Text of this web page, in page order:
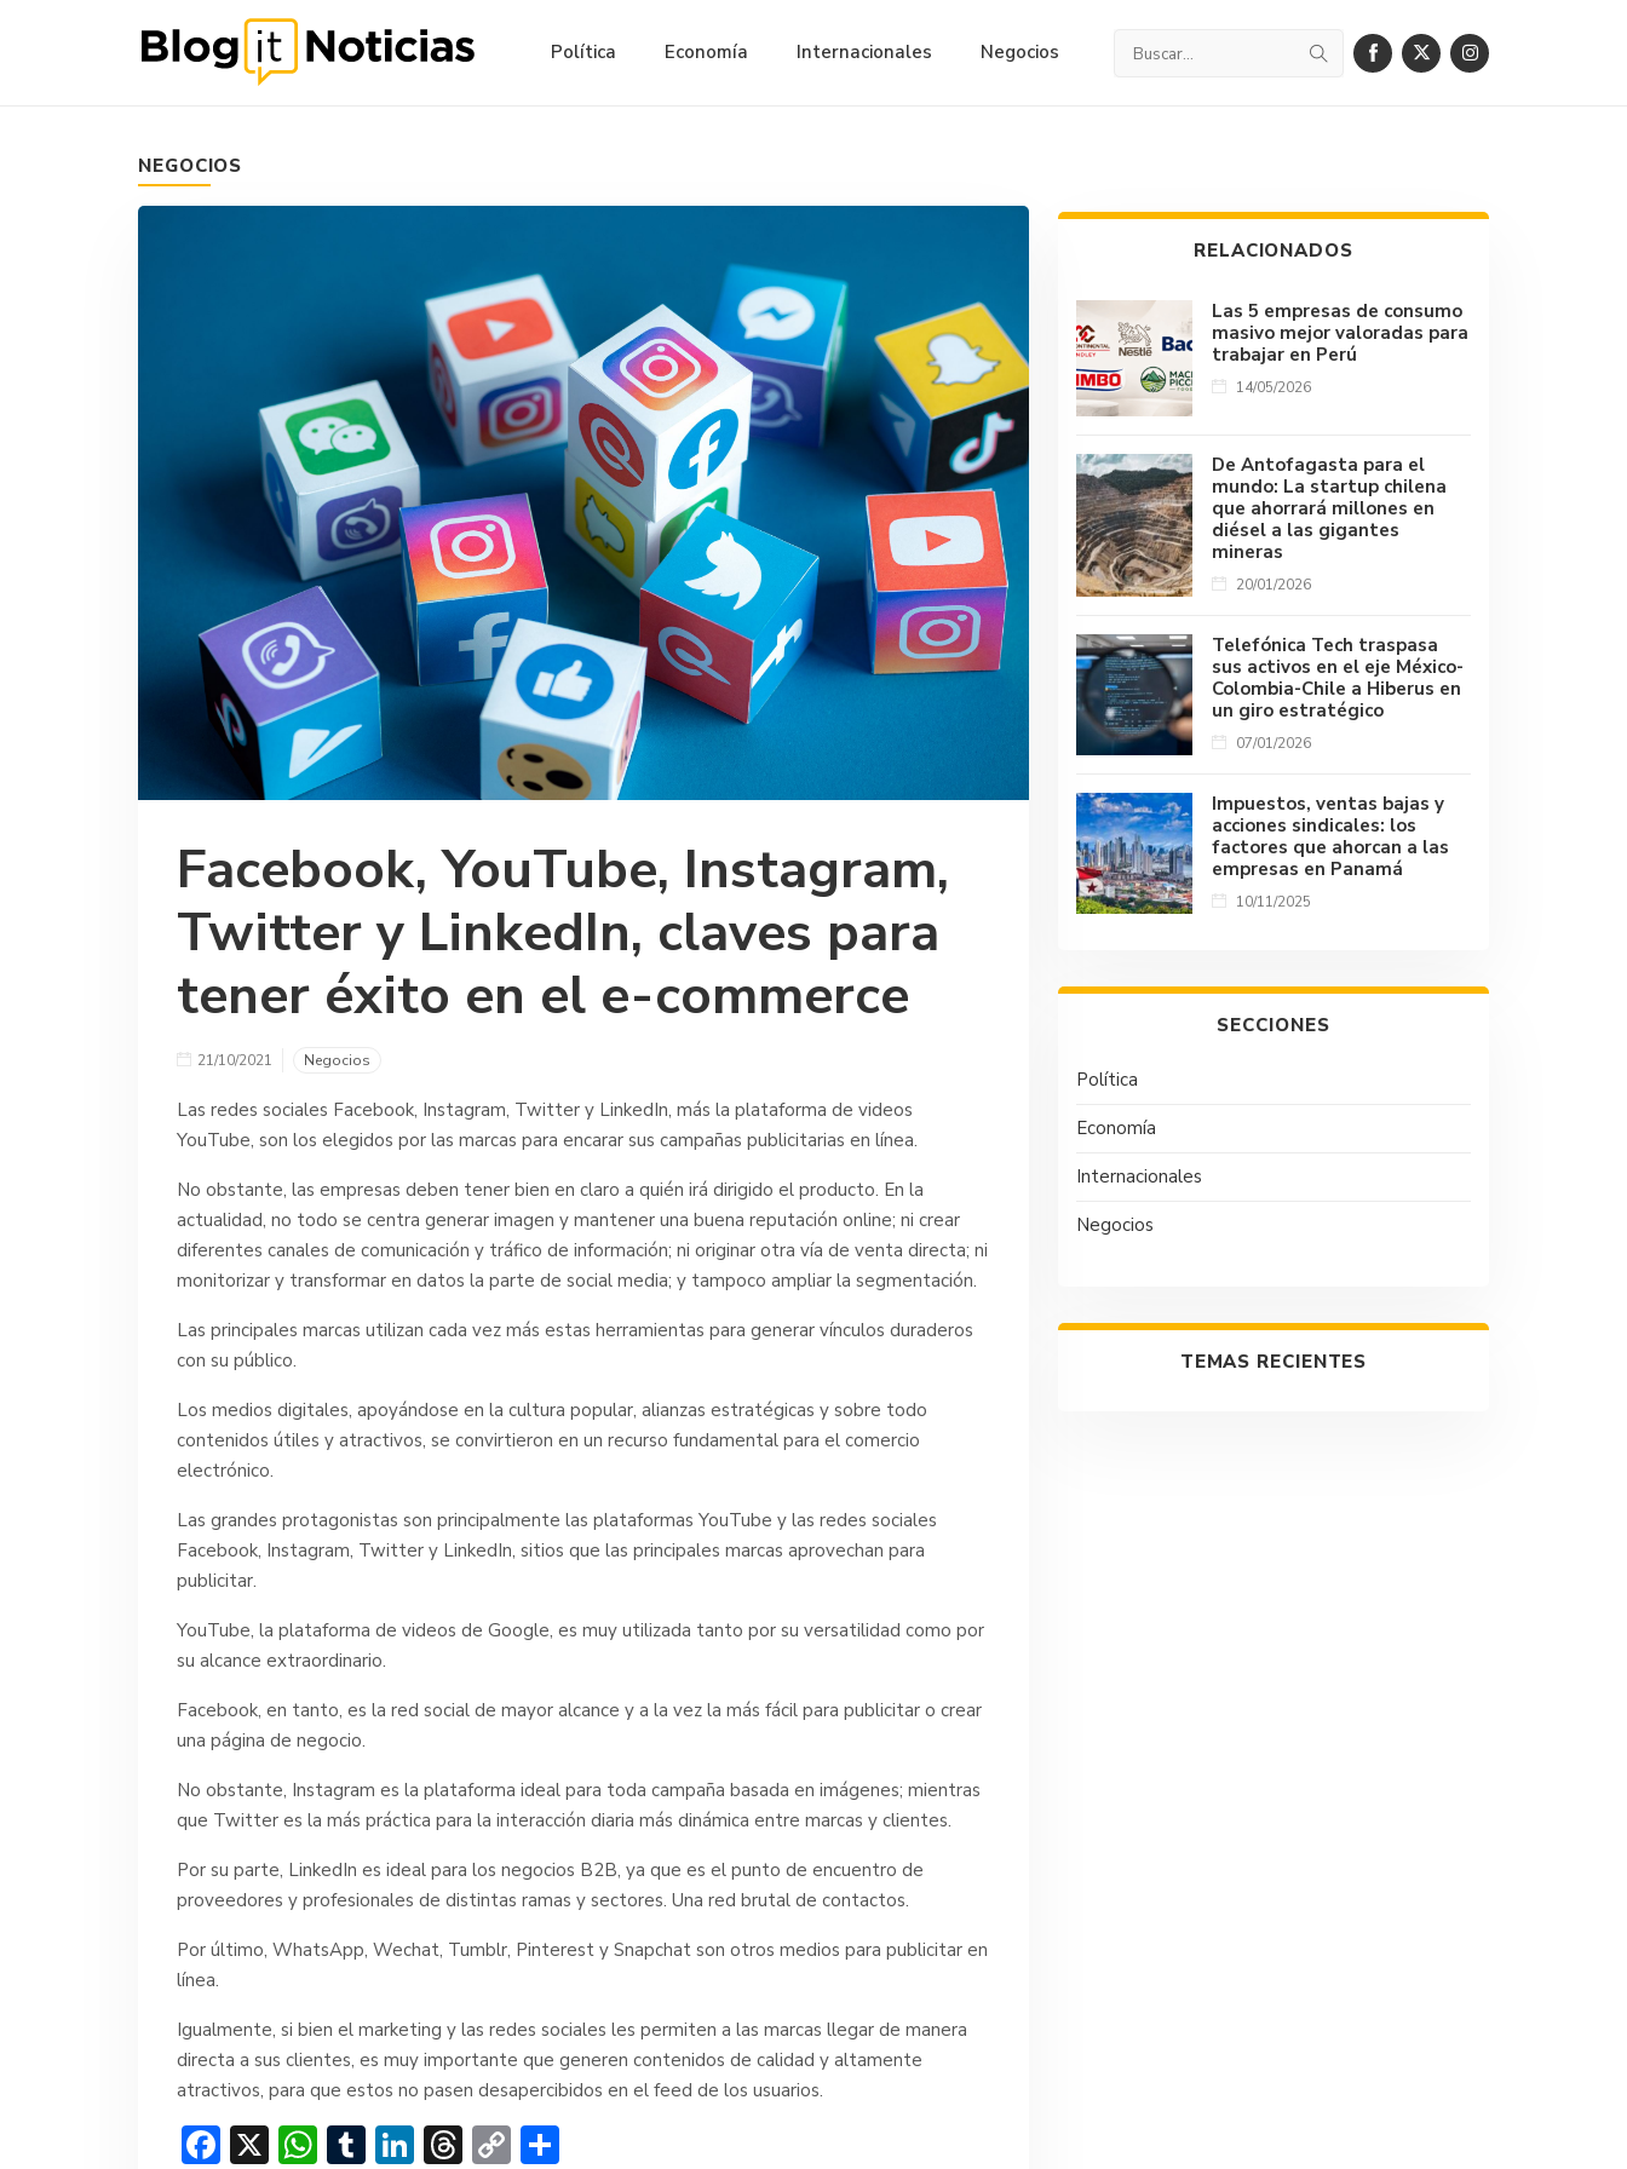
Política Economía Internacionales Negocios
NEGOCIOS
Facebook, YouTube, Instagram,
Twitter y LinkedIn, claves para
tener éxito en el e-commerce
21/10/2021 Negocios
Las redes sociales Facebook, Instagram, Twitter y LinkedIn, más la plataforma de videos
YouTube, son los elegidos por las marcas para encarar sus campañas publicitarias en línea.
No obstante, las empresas deben tener bien en claro a quién irá dirigido el producto. En la
actualidad, no todo se centra generar imagen y mantener una buena reputación online; ni crear
diferentes canales de comunicación y tráfico de información; ni originar otra vía de venta directa; ni
monitorizar y transformar en datos la parte de social media; y tampoco ampliar la segmentación.
Las principales marcas utilizan cada vez más estas herramientas para generar vínculos duraderos
con su público.
Los medios digitales, apoyándose en la cultura popular, alianzas estratégicas y sobre todo
contenidos útiles y atractivos, se convirtieron en un recurso fundamental para el comercio
electrónico.
Las grandes protagonistas son principalmente las plataformas YouTube y las redes sociales
Facebook, Instagram, Twitter y LinkedIn, sitios que las principales marcas aprovechan para
publicitar.
YouTube, la plataforma de videos de Google, es muy utilizada tanto por su versatilidad como por
su alcance extraordinario.
Facebook, en tanto, es la red social de mayor alcance y a la vez la más fácil para publicitar o crear
una página de negocio.
No obstante, Instagram es la plataforma ideal para toda campaña basada en imágenes; mientras
que Twitter es la más práctica para la interacción diaria más dinámica entre marcas y clientes.
Por su parte, LinkedIn es ideal para los negocios B2B, ya que es el punto de encuentro de
proveedores y profesionales de distintas ramas y sectores. Una red brutal de contactos.
Por último, WhatsApp, Wechat, Tumblr, Pinterest y Snapchat son otros medios para publicitar en
línea.
Igualmente, si bien el marketing y las redes sociales les permiten a las marcas llegar de manera
directa a sus clientes, es muy importante que generen contenidos de calidad y altamente
atractivos, para que estos no pasen desapercibidos en el feed de los usuarios.
F X W T Li T C
RELACIONADOS
Las 5 empresas de consumo
masivo mejor valoradas para
trabajar en Perú
14/05/2026
De Antofagasta para el
mundo: La startup chilena
que ahorrará millones en
diésel a las gigantes
mineras
20/01/2026
Telefónica Tech traspasa
sus activos en el eje México-
Colombia-Chile a Hiberus en
un giro estratégico
07/01/2026
Impuestos, ventas bajas y
acciones sindicales: los
factores que ahorcan a las
empresas en Panamá
10/11/2025
SECCIONES
Política
Economía
Internacionales
Negocios
TEMAS RECIENTES